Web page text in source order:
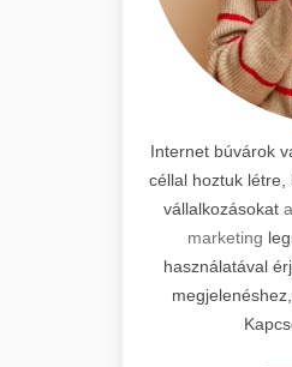
Internet búvárok
céllal hoztuk
vállalkozásokat
marketing
használatával